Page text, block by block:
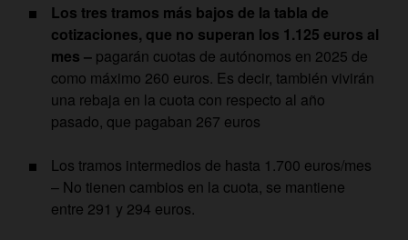
Los tres tramos más bajos de la tabla de
cotizaciones, que no superan los 1.125 euros al
mes – pagarán cuotas de autónomos en 2025 de
como máximo 260 euros. Es decir, también vivirán
una rebaja en la cuota con respecto al año
pasado, que pagaban 267 euros
Los tramos intermedios de hasta 1.700 euros/mes
– No tienen cambios en la cuota, se mantiene
entre 291 y 294 euros.